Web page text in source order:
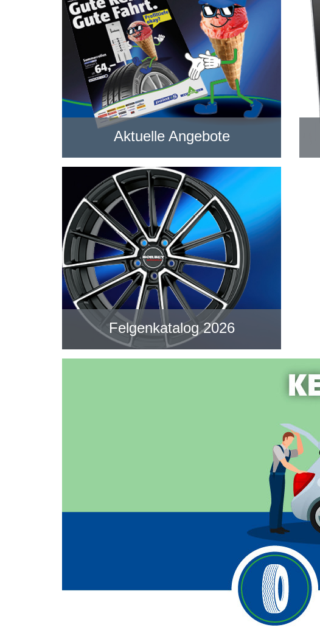
Aktuelle Angebote
Felgenkatalog 2026